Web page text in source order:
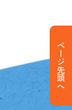
ページ先頭へ